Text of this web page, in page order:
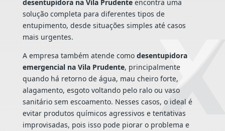
desentupidora na Vila Prudenteencontra uma
solução completa para diferentes tipos de
entupimento, desde situações simples até casos
mais urgentes.
A empresa também atende como desentupidora
emergencial na Vila Prudente, principalmente
quando há retorno de água, mau cheiro forte,
alagamento, esgoto voltando pelo ralo ou vaso
sanitário sem escoamento. Nesses casos, o ideal é
evitar produtos químicos agressivos e tentativas
improvisadas, pois isso pode piorar o problema e